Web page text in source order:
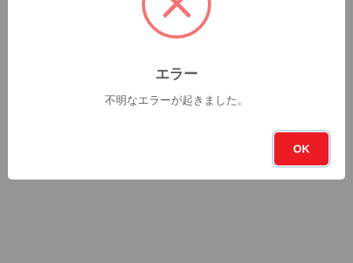
エラー
不明なエラーが起きました。
OK